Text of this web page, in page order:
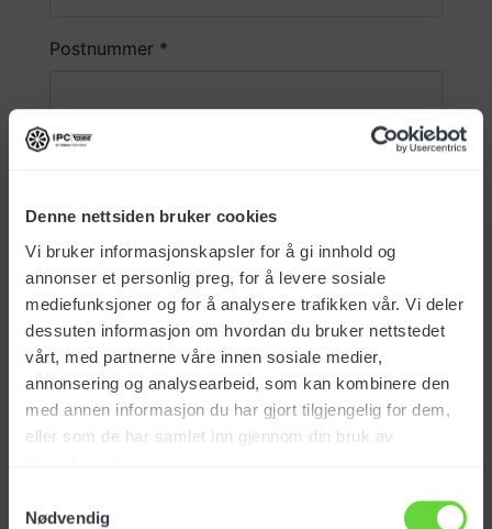
Denne nettsiden bruker cookies
Vi bruker informasjonskapsler for å gi innhold og
annonser et personlig preg, for å levere sosiale
mediefunksjoner og for å analysere trafikken vår. Vi deler
dessuten informasjon om hvordan du bruker nettstedet
vårt, med partnerne våre innen sosiale medier,
annonsering og analysearbeid, som kan kombinere den
med annen informasjon du har gjort tilgjengelig for dem,
eller som de har samlet inn gjennom din bruk av
Nødvendig
Postnummer *
Poststed
Emne
Hva gjelder henvendelsen*
Vedlegg
Last opp bilder eller dokumenter